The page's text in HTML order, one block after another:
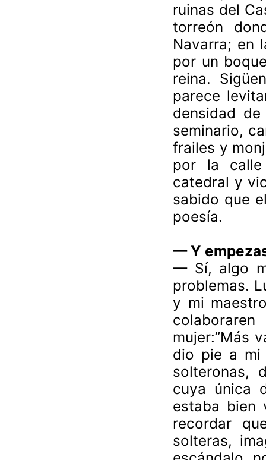
ruinas del
torreón
Navarra; en
por un
reina.
parece
densidad
seminario,
frailes y
por la calle
catedral y
sabido que
poesía.
— Y
— Sí, algo
problemas.
y mi
mujer:”Más
dio pie a mi
solteronas,
cuya única
estaba bien
recordar
solteras,